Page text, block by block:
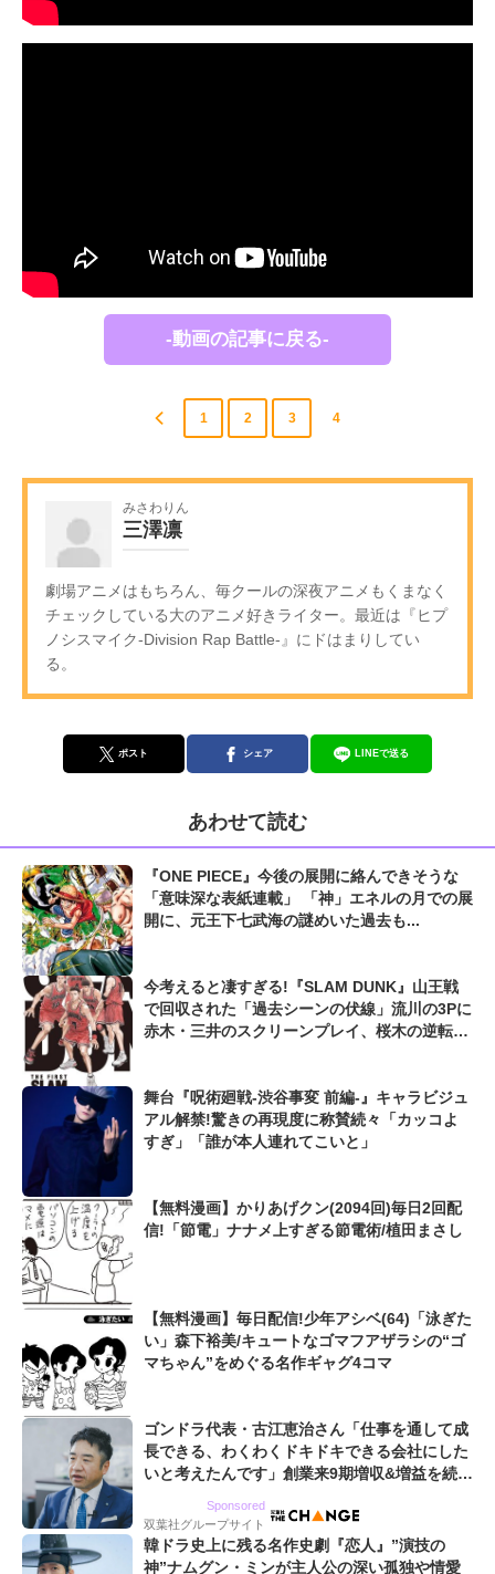
-動画の記事に戻る-
1 2 3 4
みさわりん
三澤凛
劇場アニメはもちろん、毎クールの深夜アニメもくまなく
チェックしている大のアニメ好きライター。最近は『ヒプ
ノシスマイク-Division Rap Battle-』にドはまりしてい
る。
ポスト シェア LINEで送る
あわせて読む
『ONE PIECE』今後の展開に絡んできそうな
「意味深な表紙連載」 「神」エネルの月での展
開に、元王下七武海の謎めいた過去も...
今考えると凄すぎる!『SLAM DUNK』山王戦
で回収された「過去シーンの伏線」流川の3Pに
赤木・三井のスクリーンプレイ、桜木の逆転シ
舞台『呪術廻戦-渋谷事変 前編-』キャラビジュ
アル解禁!驚きの再現度に称賛続々「カッコよ
すぎ」「誰が本人連れてこいと」
【無料漫画】かりあげクン(2094回)毎日2回配
信!「節電」ナナメ上すぎる節電術/植田まさし
【無料漫画】毎日配信!少年アシベ(64)「泳ぎた
い」森下裕美/キュートなゴマフアザラシの“ゴ
マちゃん”をめぐる名作ギャグ4コマ
ゴンドラ代表・古江恵治さん「仕事を通して成
長できる、わくわくドキドキできる会社にした
いと考えたんです」創業来9期増収&増益を続け
Sponsored
双葉社グループサイト
韓ドラ史上に残る名作史劇『恋人』”演技の
神”ナムグン・ミンが主人公の深い孤独や情愛